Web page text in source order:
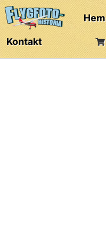
Hem
Kontakt